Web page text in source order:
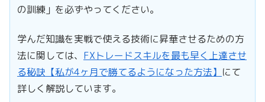
の訓練」を必ずやってください。
学んだ知識を実戦で使える技術に昇華させるための方
法に関しては、 FXトレードスキルを最も早く上達させ
る秘訣【私が4ヶ月で勝てるようになった方法】 にて
詳しく解説しています。